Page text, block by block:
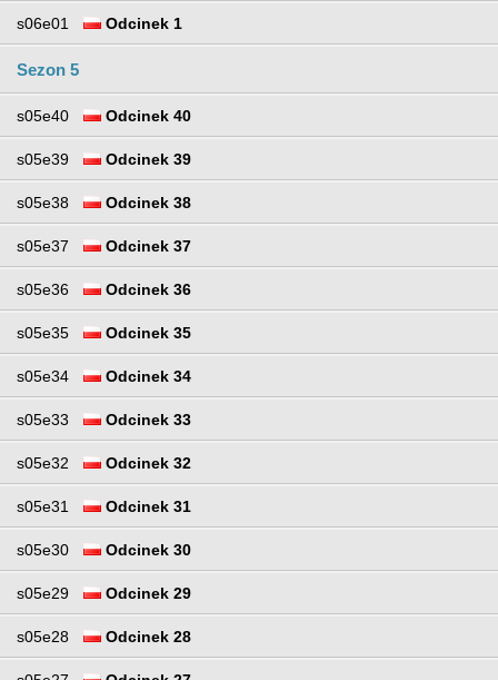
s06e01 Odcinek 1
Sezon 5
s05e40 Odcinek 40
s05e39 Odcinek 39
s05e38 Odcinek 38
s05e37 Odcinek 37
s05e36 Odcinek 36
s05e35 Odcinek 35
s05e34 Odcinek 34
s05e33 Odcinek 33
s05e32 Odcinek 32
s05e31 Odcinek 31
s05e30 Odcinek 30
s05e29 Odcinek 29
s05e28 Odcinek 28